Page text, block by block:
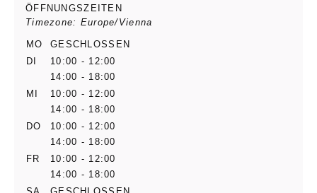
ÖFFNUNGSZEITEN
Timezone: Europe/Vienna
MO
GESCHLOSSEN
DI
10:00 - 12:00
14:00 - 18:00
MI
10:00 - 12:00
14:00 - 18:00
DO
10:00 - 12:00
14:00 - 18:00
FR
10:00 - 12:00
14:00 - 18:00